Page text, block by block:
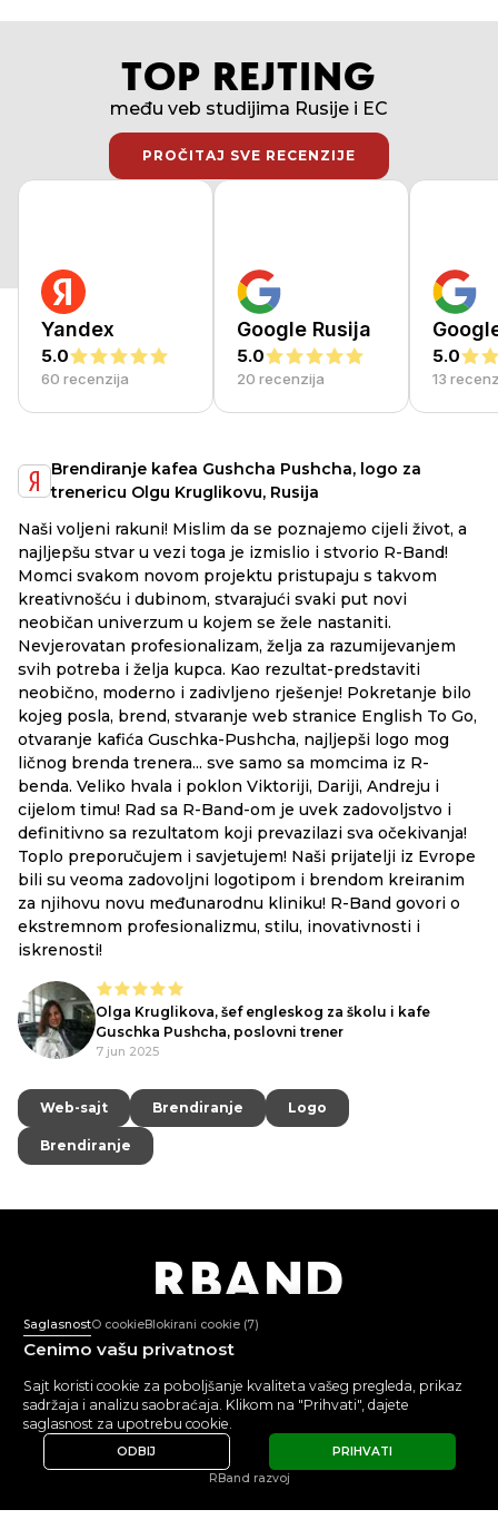
TOP REJTING
među veb studijima Rusije i EC
PROČITAJ SVE RECENZIJE
PROČITAJ SVE RECENZIJE
Yandex
5.0
60 recenzija
Google Rusija
5.0
20 recenzija
5.0
13
Brendiranje kafea Gushcha Pushcha, logo za
trenericu Olgu Kruglikovu, Rusija
Naši voljeni rakuni! Mislim da se poznajemo cijeli život, a
najljepšu stvar u vezi toga je izmislio i stvorio R-Band!
Momci svakom novom projektu pristupaju s takvom
kreativnošću i dubinom, stvarajući svaki put novi
neobičan univerzum u kojem se žele nastaniti.
Nevjerovatan profesionalizam, želja za razumijevanjem
svih potreba i želja kupca. Kao rezultat-predstaviti
neobično, moderno i zadivljeno rješenje! Pokretanje bilo
kojeg posla, brend, stvaranje web stranice English To Go,
otvaranje kafića Guschka-Pushcha, najljepši logo mog
ličnog brenda trenera... sve samo sa momcima iz R-
benda. Veliko hvala i poklon Viktoriji, Dariji, Andreju i
cijelom timu! Rad sa R-Band-om je uvek zadovoljstvo i
definitivno sa rezultatom koji prevazilazi sva očekivanja!
Toplo preporučujem i savjetujem! Naši prijatelji iz Evrope
bili su veoma zadovoljni logotipom i brendom kreiranim
za njihovu novu međunarodnu kliniku! R-Band govori o
ekstremnom profesionalizmu, stilu, inovativnosti i
iskrenosti!
Olga Kruglikova, šef engleskog za školu i kafe
Guschka Pushcha, poslovni trener
7 jun 2025
Web-sajt
Web-sajt Brendiranje
Brendiranje Logo
Logo
Brendiranje
Brendiranje
RBAND
Agencija za dizajn iinternet industriju
+382 67 362 999
Pon-Pet: 10:00-18:00
mail@rband.pro
WhatsAppTelegramBehance
RECENZIJE
SaglasnostO cookieBlokirani cookie (7)
Cenimo vašu privatnost
Sajt koristi cookie za poboljšanje kvaliteta vašeg pregleda, prikaz
sadržaja i analizu saobraćaja. Klikom na "Prihvati", dajete
saglasnost za upotrebu cookie.
PRIHVATI
ODBIJ
RBand razvoj